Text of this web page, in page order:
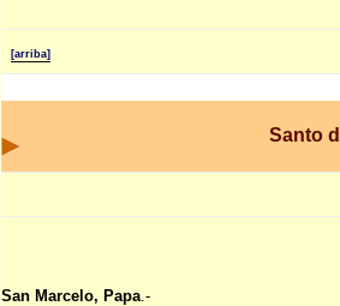
[arriba]
Santo
San Marcelo, Papa .-